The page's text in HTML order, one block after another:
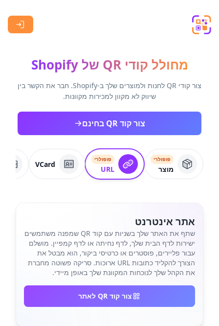
מחולל קודי QR של Shopify
צור קודי QR לחנות ולמוצרים שלך ב-Shopify. חבר את הקשר בין
שיווק לא מקוון למכירות מקוונות.
צור קוד QR בחינם
פופולרי
מוצר
פופולרי
URL
VCard
אתר אינטרנט
שתף את האתר שלך בשניות עם קוד QR שמפנה משתמשים
ישירות לדף הבית שלך, לדף נחיתה או לדף קמפיין. מושלם
עבור פליירים, פוסטרים או כרטיסי ביקור, הוא מבטל את
הצורך להקליד כתובות URL ארוכות. סריקה פשוטה מחברת
את הקהל שלך לנוכחות המקוונת שלך באופן מיידי.
צור קוד QR לאתר